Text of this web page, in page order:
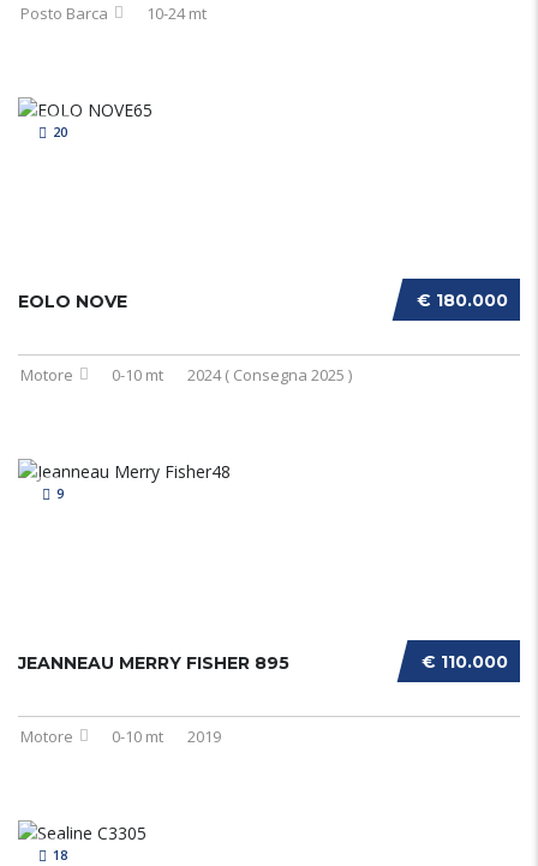
Posto Barca 10-24 mt
20
€ 180.000
EOLO NOVE
Motore 0-10 mt 2024 ( Consegna 2025 )
9
€ 110.000
JEANNEAU MERRY FISHER 895
Motore 0-10 mt 2019
18